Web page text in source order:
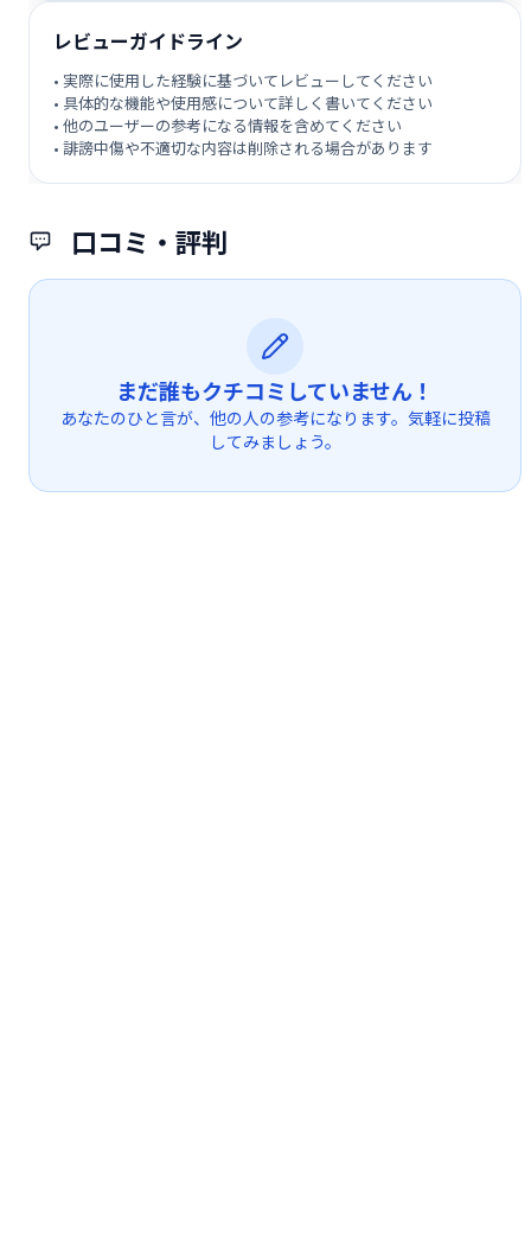
口コミ・評判
まだ誰もクチコミしていません！
あなたのひと言が、他の人の参考になります。気軽に投稿
してみましょう。
レビューガイドライン
• 実際に使用した経験に基づいてレビューしてください
• 具体的な機能や使用感について詳しく書いてください
• 他のユーザーの参考になる情報を含めてください
• 誹謗中傷や不適切な内容は削除される場合があります